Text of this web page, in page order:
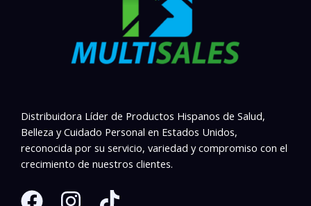
Distribuidora Líder de Productos Hispanos de Salud,
Belleza y Cuidado Personal en Estados Unidos,
reconocida por su servicio, variedad y compromiso con el
crecimiento de nuestros clientes.